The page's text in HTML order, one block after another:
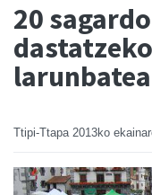
20
Ttipi-Ttapa 2013ko